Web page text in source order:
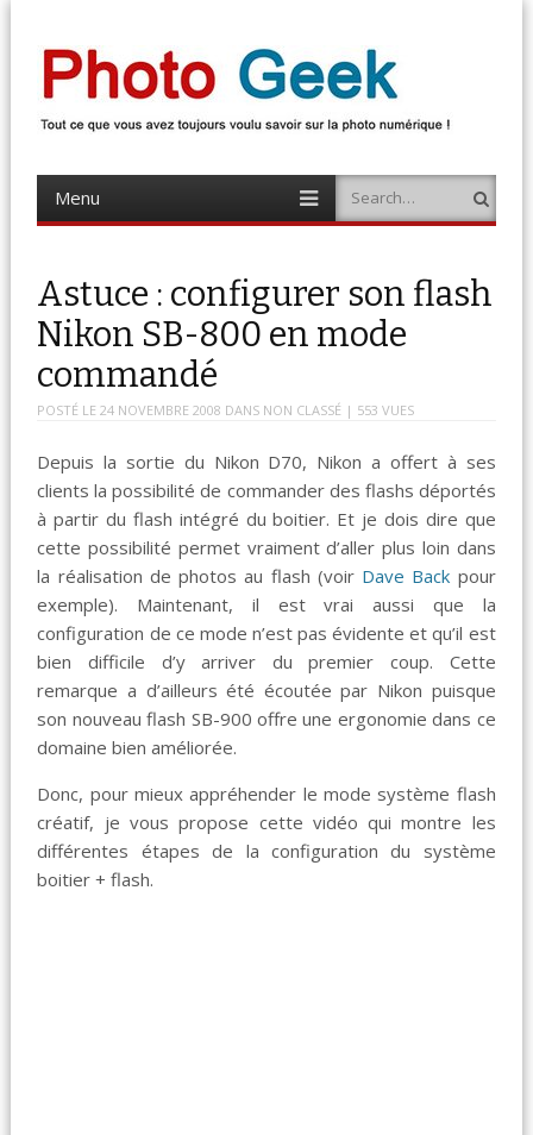
Photo Geek
Menu
content
Search
Astuce : configurer son flash
Nikon SB-800 en mode
commandé
POSTÉ LE 24 NOVEMBRE 2008 DANS NON CLASSÉ | 553 VUES
Depuis la sortie du Nikon D70, Nikon a offert à ses
clients la possibilité de commander des flashs déportés
à partir du flash intégré du boitier. Et je dois dire que
cette possibilité permet vraiment d’aller plus loin dans
la réalisation de photos au flash (voir Dave Back pour
exemple). Maintenant, il est vrai aussi que la
configuration de ce mode n’est pas évidente et qu’il est
bien difficile d’y arriver du premier coup. Cette
remarque a d’ailleurs été écoutée par Nikon puisque
son nouveau flash SB-900 offre une ergonomie dans ce
domaine bien améliorée.
Donc, pour mieux appréhender le mode système flash
créatif, je vous propose cette vidéo qui montre les
différentes étapes de la configuration du système
boitier + flash.